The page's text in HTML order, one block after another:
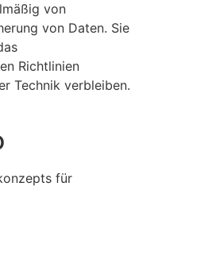
von
von Daten. Sie
Richtlinien
Technik verbleiben.
für